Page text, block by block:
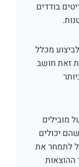
בודדים
מכלל
זאת חושב
3 הצעות של מובילים
יכולים
לתמחר את
ההוצאות